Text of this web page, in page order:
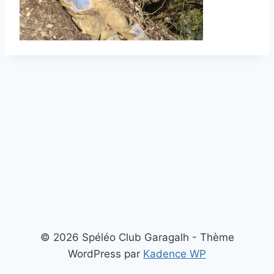
© 2026 Spéléo Club Garagalh - Thème
WordPress par Kadence WP